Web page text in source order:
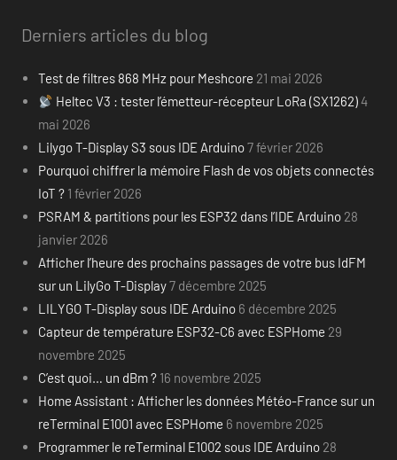
Derniers articles du blog
Test de filtres 868 MHz pour Meshcore 21 mai 2026
Heltec V3 : tester l’émetteur-récepteur LoRa (SX1262)4
mai 2026
Lilygo T-Display S3 sous IDE Arduino7 février 2026
Pourquoi chiffrer la mémoire Flash de vos objets connectés
IoT ? 1 février 2026
PSRAM & partitions pour les ESP32 dans l’IDE Arduino 28
janvier 2026
Afficher l’heure des prochains passages de votre bus IdFM
sur un LilyGo T-Display7 décembre 2025
LILYGO T-Display sous IDE Arduino 6 décembre 2025
Capteur de température ESP32-C6 avec ESPHome 29
novembre 2025
C’est quoi… un dBm ? 16 novembre 2025
Home Assistant : Afficher les données Météo-France sur un
reTerminal E1001 avec ESPHome 6 novembre 2025
Programmer le reTerminal E1002 sous IDE Arduino 28